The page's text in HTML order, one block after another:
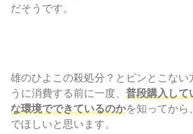
だそうです。
雄のひよこの殺処分？とピンとこない
うに消費する前に一度、 普段購入して
な環境でできているのかを知ってから
でほしいと思います。